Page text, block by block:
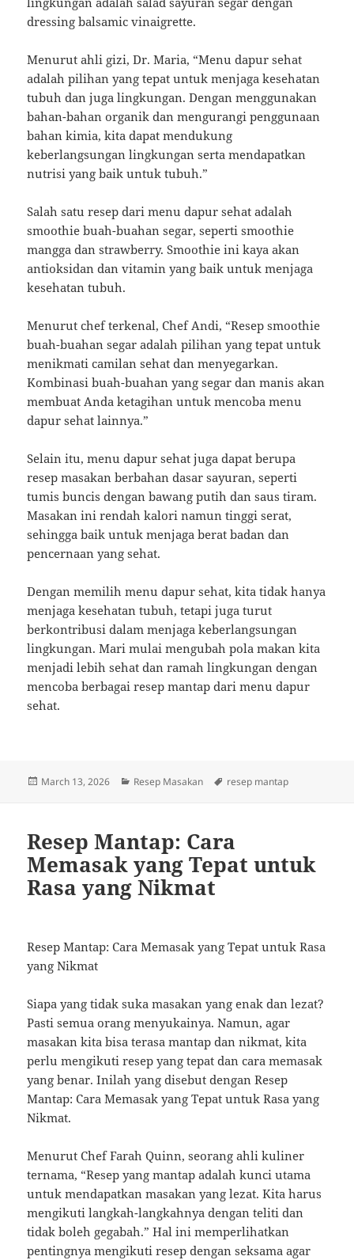
dressing balsamic vinaigrette.
Menurut ahli gizi, Dr. Maria, “Menu dapur sehat
adalah pilihan yang tepat untuk menjaga kesehatan
tubuh dan juga lingkungan. Dengan menggunakan
bahan-bahan organik dan mengurangi penggunaan
bahan kimia, kita dapat mendukung
keberlangsungan lingkungan serta mendapatkan
nutrisi yang baik untuk tubuh.”
Salah satu resep dari menu dapur sehat adalah
smoothie buah-buahan segar, seperti smoothie
mangga dan strawberry. Smoothie ini kaya akan
antioksidan dan vitamin yang baik untuk menjaga
kesehatan tubuh.
Menurut chef terkenal, Chef Andi, “Resep smoothie
buah-buahan segar adalah pilihan yang tepat untuk
menikmati camilan sehat dan menyegarkan.
Kombinasi buah-buahan yang segar dan manis akan
membuat Anda ketagihan untuk mencoba menu
dapur sehat lainnya.”
Selain itu, menu dapur sehat juga dapat berupa
resep masakan berbahan dasar sayuran, seperti
tumis buncis dengan bawang putih dan saus tiram.
Masakan ini rendah kalori namun tinggi serat,
sehingga baik untuk menjaga berat badan dan
pencernaan yang sehat.
Dengan memilih menu dapur sehat, kita tidak hanya
menjaga kesehatan tubuh, tetapi juga turut
berkontribusi dalam menjaga keberlangsungan
lingkungan. Mari mulai mengubah pola makan kita
menjadi lebih sehat dan ramah lingkungan dengan
mencoba berbagai resep mantap dari menu dapur
sehat.
Posted
March 13, 2026 Categories
Resep Masakan Tags
resep mantap
Resep Mantap: Cara
Memasak yang Tepat untuk
Rasa yang Nikmat
Resep Mantap: Cara Memasak yang Tepat untuk Rasa
yang Nikmat
Siapa yang tidak suka masakan yang enak dan lezat?
Pasti semua orang menyukainya. Namun, agar
masakan kita bisa terasa mantap dan nikmat, kita
perlu mengikuti resep yang tepat dan cara memasak
yang benar. Inilah yang disebut dengan Resep
Mantap: Cara Memasak yang Tepat untuk Rasa yang
Nikmat.
Menurut Chef Farah Quinn, seorang ahli kuliner
ternama, “Resep yang mantap adalah kunci utama
untuk mendapatkan masakan yang lezat. Kita harus
mengikuti langkah-langkahnya dengan teliti dan
tidak boleh gegabah.” Hal ini memperlihatkan
pentingnya mengikuti resep dengan seksama agar